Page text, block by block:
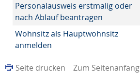
Personalausweis erstmalig oder
nach Ablauf beantragen
Wohnsitz als Hauptwohnsitz
anmelden
Zum Seitenanfang
Seite drucken